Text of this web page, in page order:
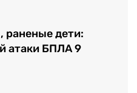
раненые дети:
атаки БПЛА 9